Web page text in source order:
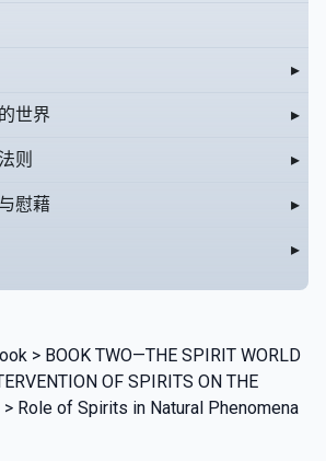
▸
世界 ▸
则 ▸
慰藉 ▸
▸
> BOOK TWO—THE SPIRIT WORLD
OF SPIRITS ON THE
> Role of Spirits in Natural Phenomena